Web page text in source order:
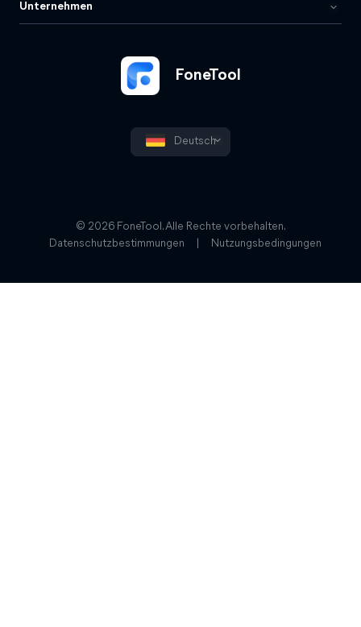
FoneTool
Deutsch
Unternehmen
© 2026 FoneTool. Alle Rechte vorbehalten.
Datenschutzbestimmungen
Nutzungsbedingungen